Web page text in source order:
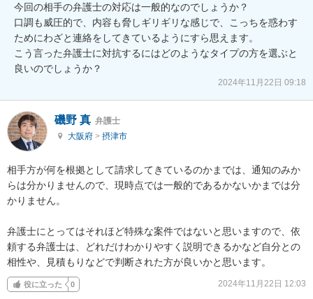
今回の相手の弁護士の対応は一般的なのでしょうか？
口調も威圧的で、内容も脅しギリギリな感じで、こっちを惑わす
ためにわざと連絡をしてきているようにすら思えます。
こう言った弁護士に対抗するにはどのようなタイプの方を選ぶと
良いのでしょうか？
2024年11月22日 09:18
磯野 真 弁護士
大阪府 > 摂津市
相手方が何を根拠として請求してきているのかまでは、通知のみか
らは分かりませんので、現時点では一般的であるかないかまでは分
かりません。
弁護士にとってはそれほど特殊な案件ではないと思いますので、依
頼する弁護士は、どれだけわかりやすく説明できるかなど自分との
相性や、見積もりなどで判断された方が良いかと思います。
役に立った 0 2024年11月22日 12:03